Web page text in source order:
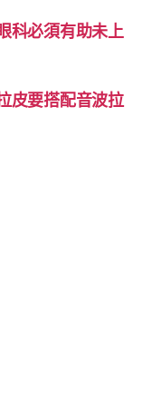
科必須有助未上
皮要搭配音波拉